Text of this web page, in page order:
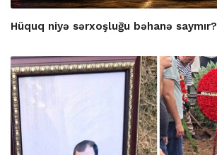
Hüquq niyə sərxoşluğu bəhanə saymır?